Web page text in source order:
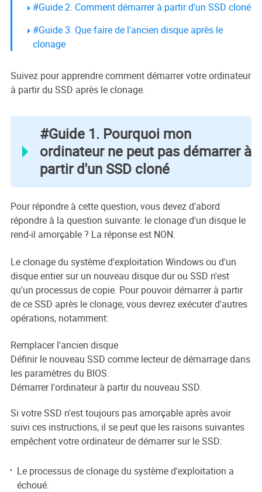
#Guide 2. Comment démarrer à partir d'un SSD cloné
#Guide 3. Que faire de l'ancien disque après le
clonage
Suivez pour apprendre comment démarrer votre ordinateur
à partir du SSD après le clonage.
#Guide 1. Pourquoi mon
ordinateur ne peut pas démarrer à
partir d'un SSD cloné
Pour répondre à cette question, vous devez d'abord
répondre à la question suivante: le clonage d'un disque le
rend-il amorçable ? La réponse est NON.
Le clonage du système d'exploitation Windows ou d'un
disque entier sur un nouveau disque dur ou SSD n'est
qu'un processus de copie. Pour pouvoir démarrer à partir
de ce SSD après le clonage, vous devrez exécuter d'autres
opérations, notamment:
Remplacer l'ancien disque
Définir le nouveau SSD comme lecteur de démarrage dans
les paramètres du BIOS.
Démarrer l'ordinateur à partir du nouveau SSD.
Si votre SSD n'est toujours pas amorçable après avoir
suivi ces instructions, il se peut que les raisons suivantes
empêchent votre ordinateur de démarrer sur le SSD:
Le processus de clonage du système d'exploitation a
échoué.